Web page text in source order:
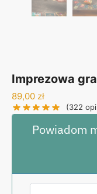
Imprezowa
89,00 zł
(322
Powiadom